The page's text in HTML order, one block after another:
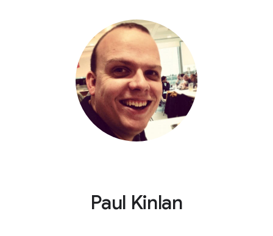
Paul Kinlan